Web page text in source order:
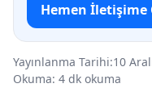
Hemen İletişime
Yayınlanma Tarihi:10
Okuma: 4 dk okuma